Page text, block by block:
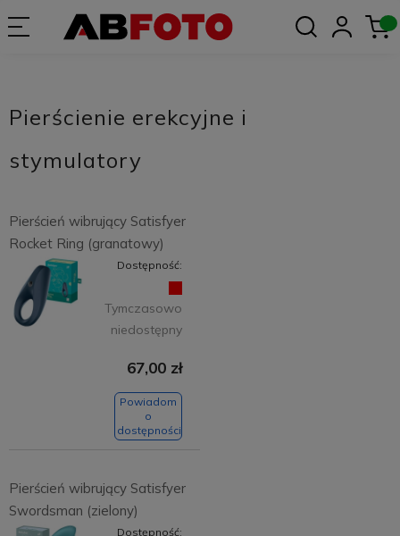
Pierścienie erekcyjne i
stymulatory
Pierścień wibrujący Satisfyer
Rocket Ring (granatowy)
Dostępność:
Tymczasowo
niedostępny
67,00 zł
Powiadom
o
dostępności
Pierścień wibrujący Satisfyer
Swordsman (zielony)
Dostępność: